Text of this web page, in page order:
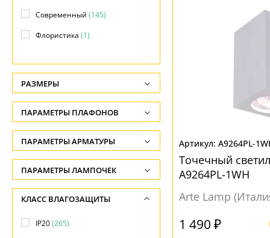
A9264PL-
Точечный
A9264PL-1WH
Arte Lamp
1 490 ₽
Современный (145)
Флористика (1)
РАЗМЕРЫ
Высота, см
-
Глубина, см
-
Ширина, см
-
Диаметр врезного отверстия, см
ПАРАМЕТРЫ ПЛАФОНОВ
ФОРМА ПЛАФОНА
Декоративный(65)
Куб(1)
Полушар(1)
Призма(5)
ПАРАМЕТРЫ АРМАТУРЫ
ЦВЕТ АРМАТУРЫ
Бежевый(8)
ПАРАМЕТРЫ ЛАМПОЧЕК
Количество ламп
-
Общая мощность ламп
КЛАСС ВЛАГОЗАЩИТЫ
IP20(265)